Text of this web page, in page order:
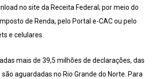
no site da Receita Federal; por meio do
de Renda, pelo Portal e-CAC ou pelo
e celulares.
mais de 39,5 milhões de declarações, das
aguardadas no Rio Grande do Norte. Para